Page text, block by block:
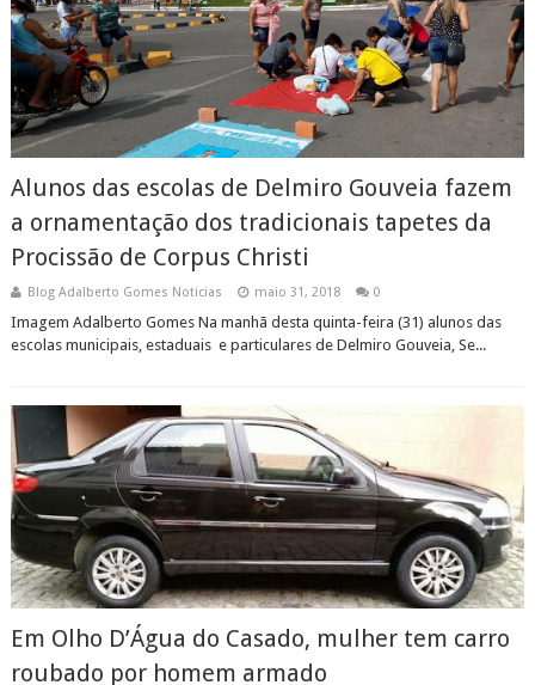
Alunos das escolas de Delmiro Gouveia fazem
a ornamentação dos tradicionais tapetes da
Procissão de Corpus Christi
Blog Adalberto Gomes Noticias maio 31, 2018 0
Imagem Adalberto Gomes Na manhã desta quinta-feira (31) alunos das
escolas municipais, estaduais e particulares de Delmiro Gouveia, Se...
Em Olho D’Água do Casado, mulher tem carro
roubado por homem armado